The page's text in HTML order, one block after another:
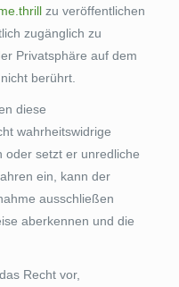
zu veröffentlichen
zugänglich zu
Privatsphäre auf dem
berührt.
diese
wahrheitswidrige
oder setzt er unredliche
ein, kann der
ausschließen
aberkennen und die
Recht vor,